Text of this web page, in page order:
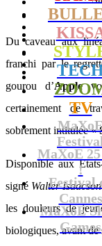
TV
Festival
MaXoE 25
!
Festival
Cannes
MaXoE
Games
Du caveau aux
franchi par le
gourou d’Apple
certainement de
sobrement intitulée «
Disponible aux
signé Walter Isaacson
les douleurs de
biologiques, avant de